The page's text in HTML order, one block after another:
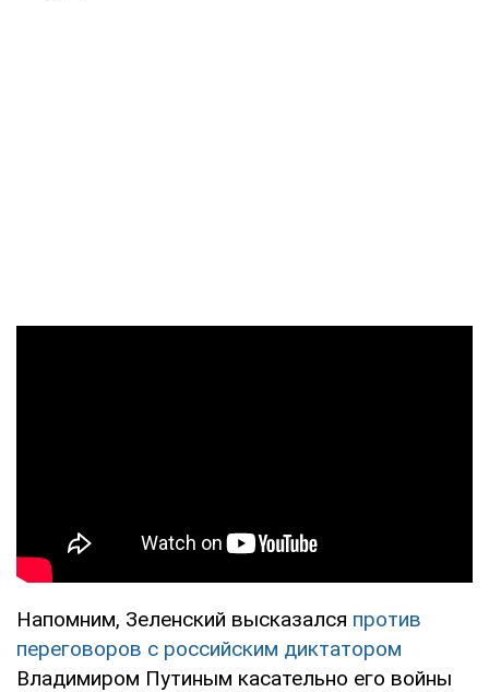
Напомним, Зеленский высказался против
переговоров с российским диктатором
Владимиром Путиным касательно его войны